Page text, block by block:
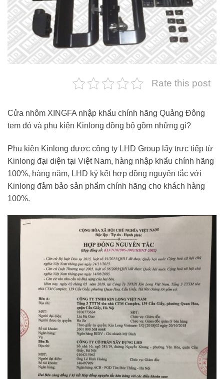
Rate this post
Cửa nhôm XINGFA nhập khẩu chính hãng Quảng Đông
tem đỏ và phụ kiện Kinlong đồng bộ gồm những gì?
Phụ kiện Kinlong được công ty LHD Group lấy trực tiếp từ
Kinlong đại diện tại Việt Nam, hàng nhập khẩu chính hãng
100%, hàng năm, LHD ký kết hợp đồng nguyên tắc với
Kinlong đảm bảo sản phẩm chính hãng cho khách hàng
100%.